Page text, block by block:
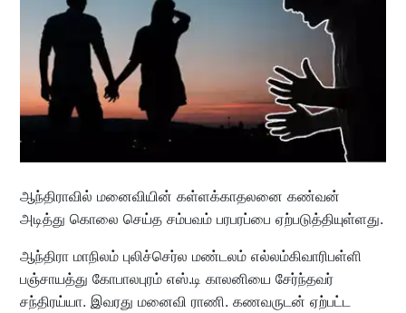
ஆந்திராவில் மனைவியின் கள்ளக்காதலனை கண்வன்
அடித்து கொலை செய்த சம்பவம் பரபரப்பை ஏற்படுத்தியுள்ளது.
ஆந்திரா மாநிலம் புலிச்செர்ல மண்டலம் எல்லம்கிவாரிபள்ளி
பஞ்சாயத்து கோபாலபுரம் எஸ்.டி காலனியை சேர்ந்தவர்
சந்திரய்யா. இவரது மனைவி ராணி. கணவருடன் ஏற்பட்ட